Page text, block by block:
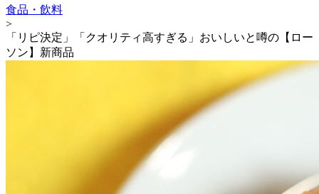
食品・飲料
>
「リピ決定」「クオリティ高すぎる」おいしいと噂の【ロー
ソン】新商品